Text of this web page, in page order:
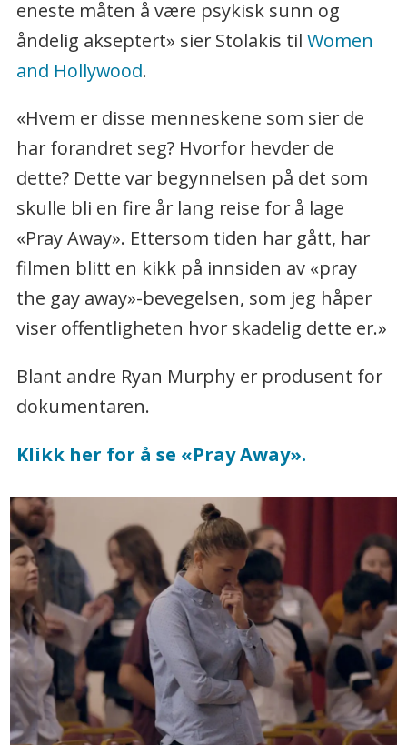
eneste måten å være psykisk sunn og
åndelig akseptert» sier Stolakis tilWomen
and Hollywood.
«Hvem er disse menneskene som sier de
har forandret seg? Hvorfor hevder de
dette? Dette var begynnelsen på det som
skulle bli en fire år lang reise for å lage
«Pray Away». Ettersom tiden har gått, har
filmen blitt en kikk på innsiden av «pray
the gay away»-bevegelsen, som jeg håper
viser offentligheten hvor skadelig dette er.»
Blant andre Ryan Murphy er produsent for
dokumentaren.
Klikk her for å se «Pray Away».